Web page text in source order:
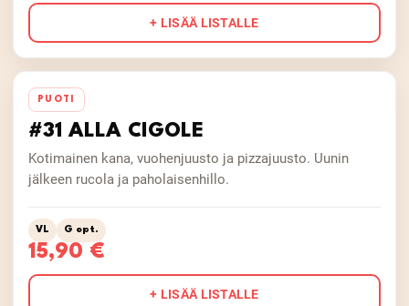
+ LISÄÄ LISTALLE
PUOTI
#31 ALLA CIGOLE
Kotimainen kana, vuohenjuusto ja pizzajuusto. Uunin
jälkeen rucola ja paholaisenhillo.
VL G opt.
15,90 €
+ LISÄÄ LISTALLE